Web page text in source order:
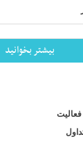
بیشتر بخوانید
فعالیت